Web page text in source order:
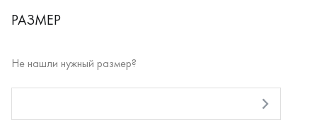
РАЗМЕР
Не нашли нужный размер?